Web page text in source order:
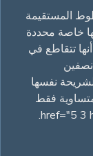
المستقيمة
خاصة محددة
تتقاطع في
نفسها
فقط